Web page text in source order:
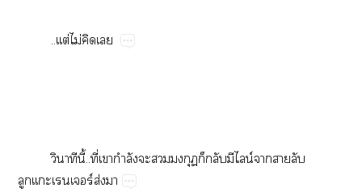
..ต่ไม่​​
​ี้..ี่​​ำ​​​​​​น์​​​
​ร์ส่​